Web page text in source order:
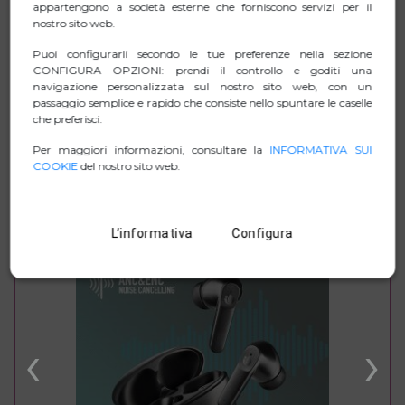
SCHEDA TECNICA
ZIP IMMAGINI
MANUAL
‹ ›
appartengono a società esterne che forniscono servizi per il
nostro sito web.
Puoi configurarli secondo le tue preferenze nella sezione
CONFIGURA OPZIONI: prendi il controllo e goditi una
navigazione personalizzata sul nostro sito web, con un
passaggio semplice e rapido che consiste nello spuntare le caselle
che preferisci.
Per maggiori informazioni, consultare la INFORMATIVA SUI
COOKIEdel nostro sito web.
L’informativa Configura